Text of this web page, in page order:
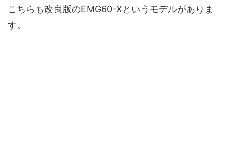
こちらも改良版のEMG60-Xというモデルがありま
す。